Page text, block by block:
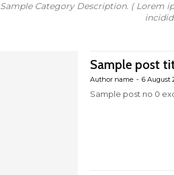
Sample Category Description. ( Lorem
Sample post
Author name - 6 August
Sample post no 0